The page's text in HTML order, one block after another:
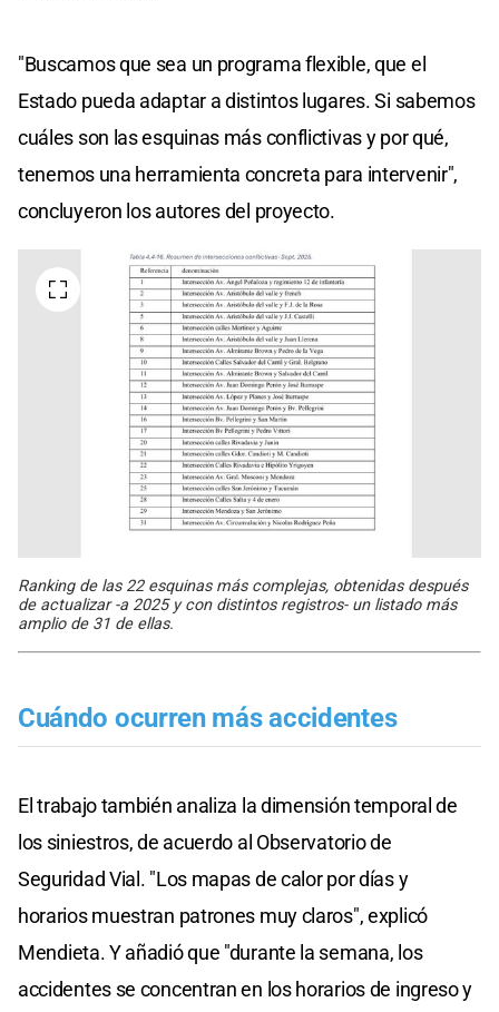
"Buscamos que sea un programa flexible, que el
Estado pueda adaptar a distintos lugares. Si sabemos
cuáles son las esquinas más conflictivas y por qué,
tenemos una herramienta concreta para intervenir",
concluyeron los autores del proyecto.
Ranking de las 22 esquinas más complejas, obtenidas después
de actualizar -a 2025 y con distintos registros- un listado más
amplio de 31 de ellas.
Cuándo ocurren más accidentes
El trabajo también analiza la dimensión temporal de
los siniestros, de acuerdo al Observatorio de
Seguridad Vial. "Los mapas de calor por días y
horarios muestran patrones muy claros", explicó
Mendieta. Y añadió que "durante la semana, los
accidentes se concentran en los horarios de ingreso y